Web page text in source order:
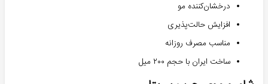
درخشان‌کننده مو
افزایش حالت‌پذیری
مناسب مصرف روزانه
ساخت ایران با حجم ۲۰۰ میل